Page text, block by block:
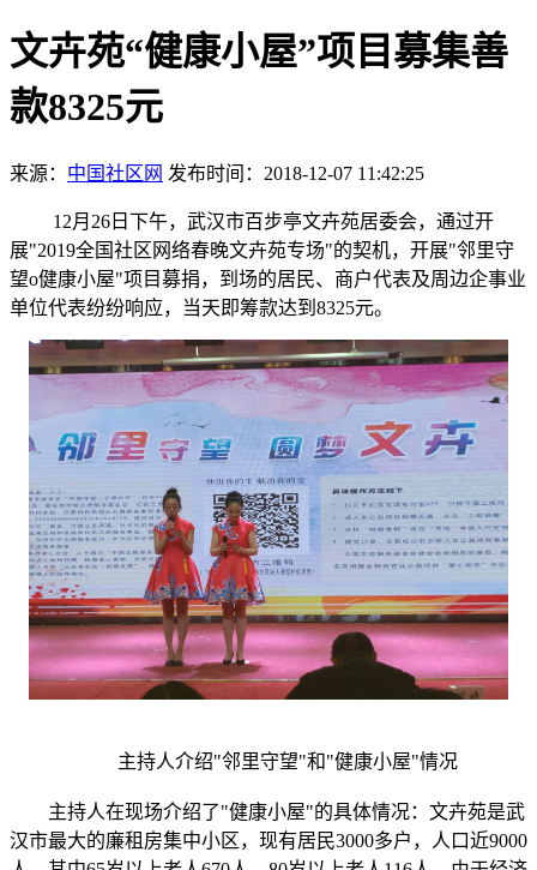
文卉苑“健康小屋”项目募集善
款8325元
来源： 中国社区网 发布时间：2018-12-07 11:42:25
12月26日下午，武汉市百步亭文卉苑居委会，通过开
展"2019全国社区网络春晚文卉苑专场"的契机，开展"邻里守
望o健康小屋"项目募捐，到场的居民、商户代表及周边企事业
单位代表纷纷响应，当天即筹款达到8325元。
主持人介绍"邻里守望"和"健康小屋"情况
主持人在现场介绍了"健康小屋"的具体情况：文卉苑是武
汉市最大的廉租房集中小区，现有居民3000多户，人口近9000